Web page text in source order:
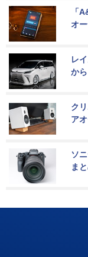
「
オ
レ
か
ク
ア
ソ
ま